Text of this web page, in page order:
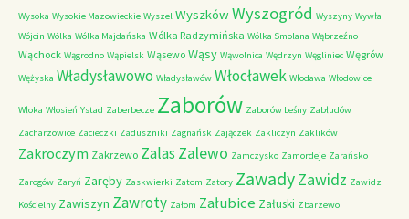
Wysoka Wysokie Mazowieckie Wyszel WyszkówWyszogród Wyszyny Wywła
Wójcin Wólka Wólka Majdańska Wólka Radzymińska Wólka Smolana Wąbrzeźno
Wąchock Wągrodno Wąpielsk Wąsewo Wąsy Wąwolnica Wędrzyn Węgliniec Węgrów
Wężyska Władysławowo Władysławów Włocławek Włodawa Włodowice
Włoka Włosień Ystad Zaberbecze Zaborów Zaborów Leśny Zabłudów
Zacharzowice Zacieczki Zaduszniki Zagnańsk Zajączek Zakliczyn Zaklików
Zakroczym Zakrzewo ZalasZalewo Zamczysko Zamordeje Zarańsko
Zarogów Zaryń Zaręby Zaskwierki Zatom Zatory ZawadyZawidz Zawidz
Kościelny Zawiszyn Zawroty Załom Załubice Załuski Zbarzewo